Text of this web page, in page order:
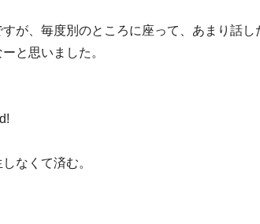
が、毎度別のところに座って、あまり話し
と思いました。
なくて済む。